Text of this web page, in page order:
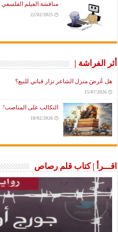
مناقشة الفيلم الفلسفي
22/02/2025
أثر الفراشة |
هل عُرضَ منزل الشاعر نزار قباني للبيع؟
15/07/2026
التكالب على المناصب!
18/02/2026
اقـــرأ | كتاب قلم رصاص